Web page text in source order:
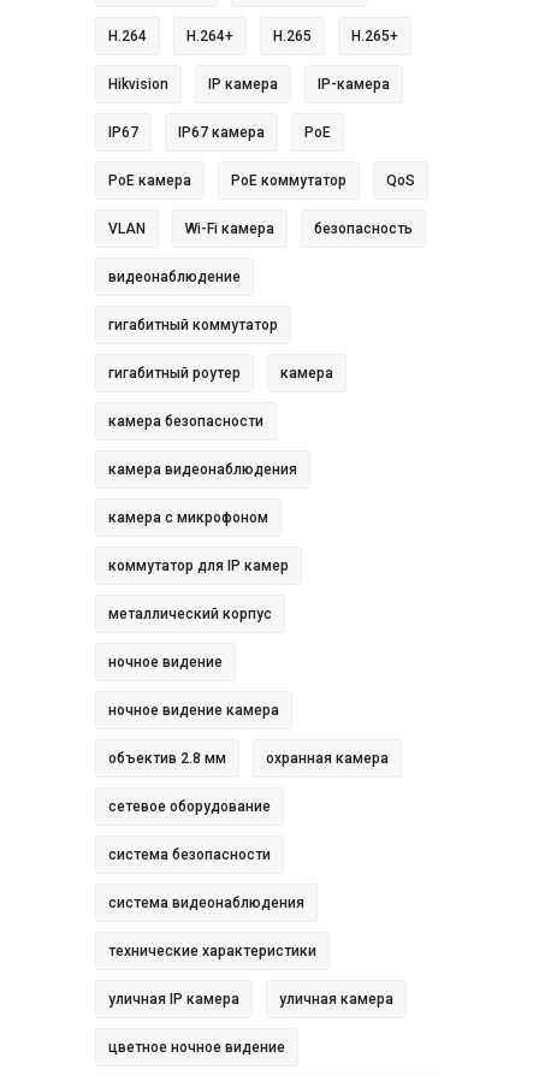
H.264 H.264+ H.265 H.265+
Hikvision IP камера IP-камера
IP67 IP67 камера PoE
PoE камера PoE коммутатор QoS
VLAN Wi-Fi камера безопасность
видеонаблюдение
гигабитный коммутатор
гигабитный роутер камера
камера безопасности
камера видеонаблюдения
камера с микрофоном
коммутатор для IP камер
металлический корпус
ночное видение
ночное видение камера
объектив 2.8 мм охранная камера
сетевое оборудование
система безопасности
система видеонаблюдения
технические характеристики
уличная IP камера уличная камера
цветное ночное видение